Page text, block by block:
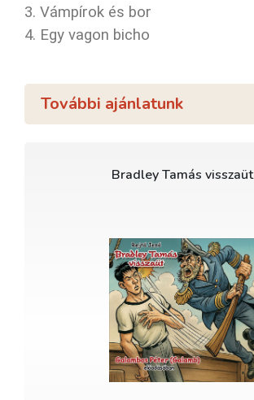
3. Vámpírok és bor
4. Egy vagon bicho
További ajánlatunk
Bradley Tamás visszaüt